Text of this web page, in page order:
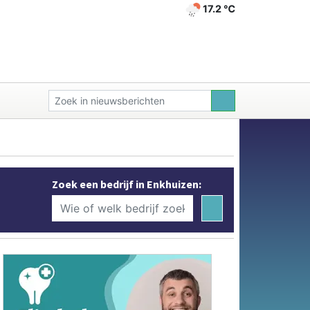
17.2 ℃
Zoek een bedrijf in Enkhuizen: